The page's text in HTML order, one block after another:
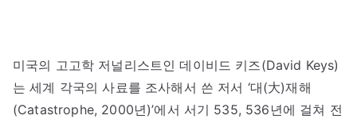
미국의 고고학 저널리스트인 데이비드 키즈(David Keys)
는 세계 각국의 사료를 조사해서 쓴 저서 ‘대(大)재해
(Catastrophe, 2000년)’에서 서기 535, 536년에 걸쳐 전